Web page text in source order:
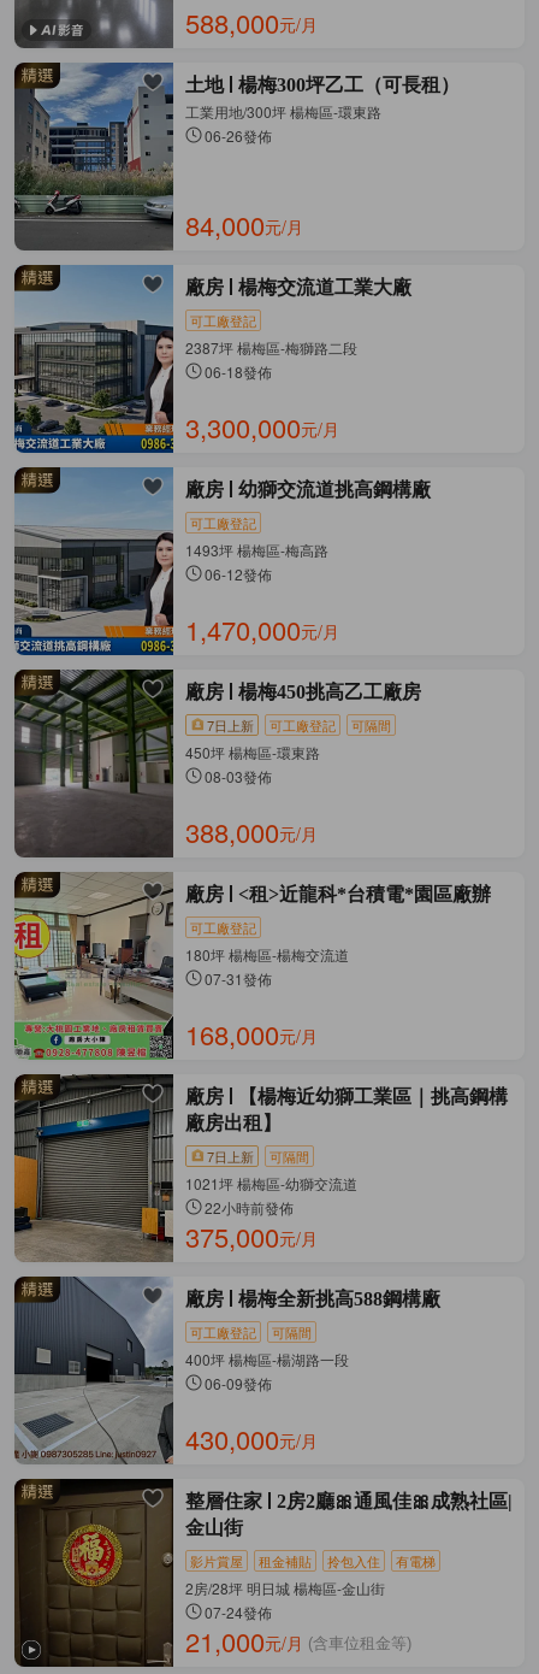
588,000元/月
土地
楊梅300坪乙工（可長租）
工業用地/300坪 楊梅區-環東路
06-26發佈
84,000元/月
廠房 楊梅交流道工業大廠
可工廠登記
2387坪 楊梅區-梅獅路二段
06-18發佈
3,300,000元/月
廠房 幼獅交流道挑高鋼構廠
可工廠登記
1493坪 楊梅區-梅高路
06-12發佈
1,470,000元/月
廠房 楊梅450挑高乙工廠房
7日上新 可工廠登記 可隔間
450坪 楊梅區-環東路
08-03發佈
388,000元/月
廠房 <租>近龍科*台積電*園區廠辦
可工廠登記
180坪 楊梅區-楊梅交流道
07-31發佈
168,000元/月
廠房
【楊梅近幼獅工業區｜挑高鋼構
廠房出租】
7日上新 可隔間
1021坪 楊梅區-幼獅交流道
22小時前發佈
375,000元/月
廠房 楊梅全新挑高588鋼構廠
可工廠登記 可隔間
400坪 楊梅區-楊湖路一段
06-09發佈
430,000元/月
整層住家
2房2廳🎀通風佳🎀成熟社區|
金山街
影片賞屋 租金補貼 拎包入住 有電梯
2房/28坪 明日城 楊梅區-金山街
07-24發佈
21,000元/月 (含車位租金等)